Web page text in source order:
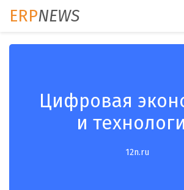
ERPNEWS
Цифровая
и
12n.ru